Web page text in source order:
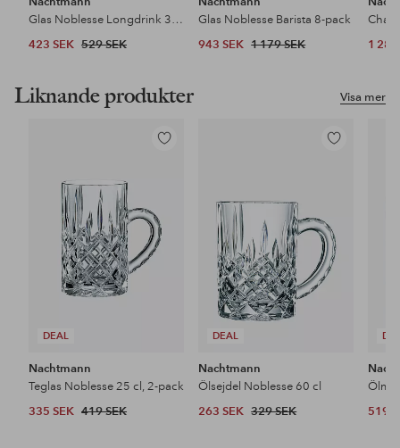
Glas Noblesse Longdrink 38 cl, 4-pack
423 SEK 529 SEK
Glas Noblesse Barista 8-pack
943 SEK 1 179 SEK 1 287
Visa mer
Liknande produkter
DEAL
Lägg
Nachtmann
Teglas Noblesse 25 cl, 2-pack
335 SEK 419 SEK
DEAL
Lägg
Nachtmann
Ölsejdel Noblesse 60 cl
263 SEK 329 SEK
519